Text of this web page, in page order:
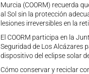
Murcia (COORM) recuerda
al Sol sin la protección
lesiones irreversibles en la
El COORM participa en la
Seguridad de Los Alcázares
dispositivo del eclipse solar
Cómo conservar y reciclar